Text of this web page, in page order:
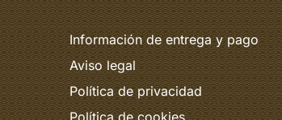
Información de entrega y pago
Aviso legal
Política de privacidad
Política de cookies